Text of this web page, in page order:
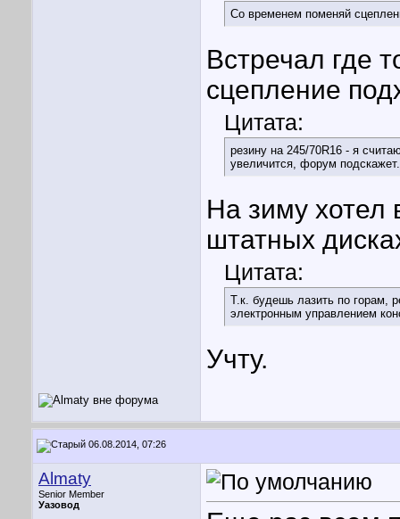
Со временем поменяй
Встречал где
сцепление
Цитата:
резину на 245/70R16 - я
увеличится, форум подскажет.
На зиму хотел
штатных
Цитата:
Т.к. будешь лазить по горам,
электронным управлением
Учту.
06.08.2014, 07:26
Almaty
Senior Member
Уазовод